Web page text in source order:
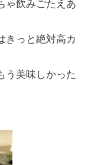
ゃ飲みごたえあ
きっと絶対高カ
う美味しかった